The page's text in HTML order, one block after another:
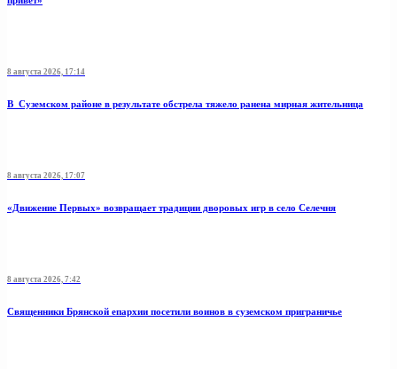
8 августа 2026, 17:14
В Суземском районе в результате обстрела тяжело ранена мирная жительница
8 августа 2026, 17:07
«Движение Первых» возвращает традиции дворовых игр в село Селечня
8 августа 2026, 7:42
Священники Брянской епархии посетили воинов в суземском приграничье